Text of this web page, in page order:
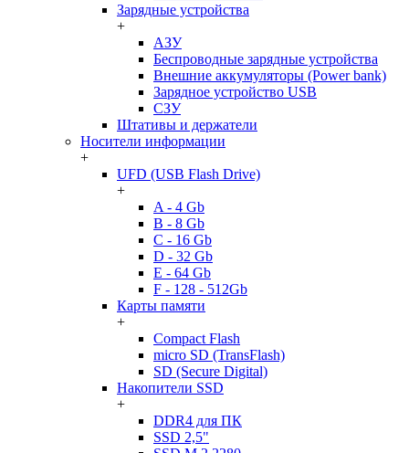
Зарядные устройства
+
АЗУ
Беспроводные зарядные устройства
Внешние аккумуляторы (Power bank)
Зарядное устройство USB
СЗУ
Штативы и держатели
Носители информации
+
UFD (USB Flash Drive)
+
A - 4 Gb
B - 8 Gb
C - 16 Gb
D - 32 Gb
E - 64 Gb
F - 128 - 512Gb
Карты памяти
+
Compact Flash
micro SD (TransFlash)
SD (Secure Digital)
Накопители SSD
+
DDR4 для ПК
SSD 2,5"